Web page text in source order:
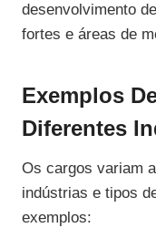
desenvolvimento
fortes e áreas de
Exemplos
Diferentes
Os cargos variam
indústrias e tipos
exemplos: